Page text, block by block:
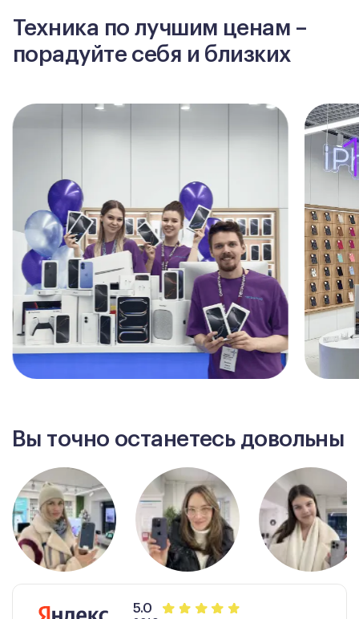
Техника по лучшим ценам –
порадуйте себя и близких
Вы точно останетесь довольны
5.0